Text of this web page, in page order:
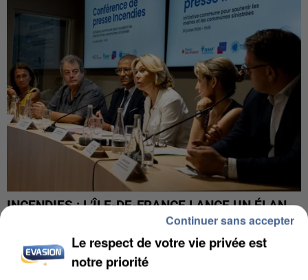
INCENDIES : L’ÎLE-DE-FRANCE LANCE UN ÉLAN
DE SOLIDARITÉ AVEC LES...
Le respect de votre vie privée est
notre priorité
Continuer sans accepter